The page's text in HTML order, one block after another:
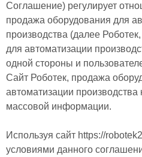
Соглашение) регулирует
продажа оборудования для
производства (далее
для автоматизации
одной стороны и
Сайт Роботек, продажа
автоматизации производства
массовой информации.
Используя сайт https://
условиями данного